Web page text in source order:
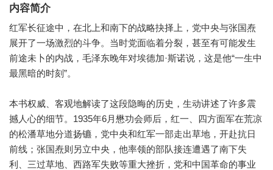
内容简介
红军长征途中，在北上和南下的战略抉择上，党中央与张国焘
展开了一场激烈的斗争。当时党面临着分裂，甚至有可能发生
前途未卜的内战，毛泽东晚年对埃德加·斯诺说，这是他“一生中
最黑暗的时刻”。
本书权威、客观地解读了这段隐晦的历史，生动讲述了许多震
撼人心的细节。1935年6月懋功会师后，红一、四方面军在荒凉
的松潘草地分道扬镳，党中央和红军一部走出草地，开赴抗日
前线；张国焘则另立中央，他率领的部队接连遭遇了南下失
利、三过草地、西路军失败等重大挫折，党和中国革命的事业